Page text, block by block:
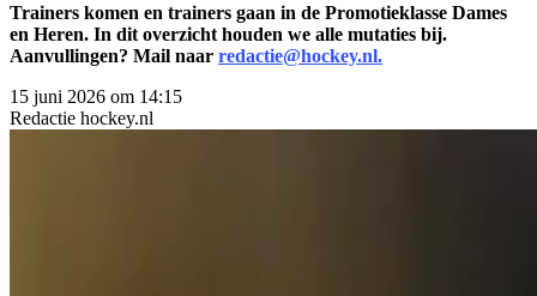
Trainers komen en trainers gaan in de Promotieklasse Dames
en Heren. In dit overzicht houden we alle mutaties bij.
Aanvullingen? Mail naar redactie@hockey.nl.
15 juni 2026 om 14:15
Redactie hockey.nl